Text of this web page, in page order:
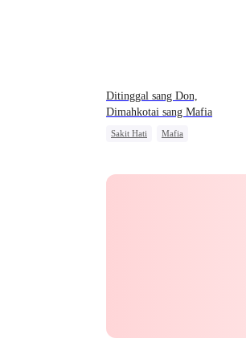
Ditinggal sang Don,
Dimahkotai sang Mafia
Sakit Hati
Mafia